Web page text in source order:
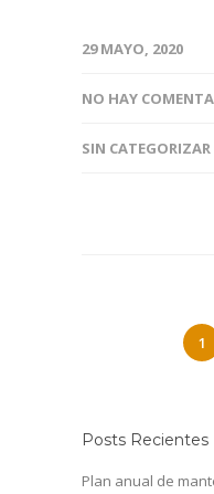
29 MAYO, 2020
NO HAY
SIN CATEGORIZAR
1
Posts Recientes
Plan anual de